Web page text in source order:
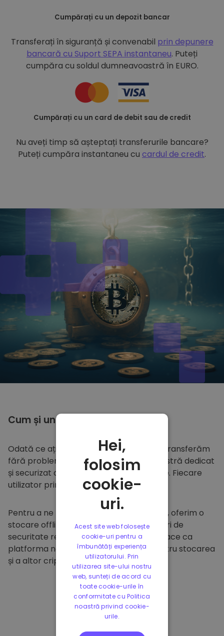
Cumpărați cu un depozit bancar
Transferați în siguranță și convenabil prin depunere
bancară cu Suport SEPA instantaneu. Puteți
cumpăra cu soldul dumneavoastră în EURO.
Cumpărați cu un card de debit sau de credit
Nu aveți timp să așteptați transferurile bancare?
Puteți cumpăra instantaneu cu cardul de credit.
Cum și unde să
Odată ce ați cumpărat peKriptomat
, îl transferăm
fără probleme în portofelul dumneavoastră dedicat
și securizat din cadrul platformei noastre. Fiecare
utilizator primește un portofel individual.
Pentru a ne proteja clienții și fondurile lor, oferim o
stocare offline sigură și efectuăm audituri de
securitate regulate. Această abordare face ca
platforma noastră să fie un paradis pentru stocarea
și a altor criptomonede.
Hei,
folosim
cookie-
uri.
Acest site web folosește
cookie-uri pentru a
îmbunătăți experiența
utilizatorului. Prin
utilizarea site-ului nostru
web, sunteți de acord cu
toate cookie-urile în
conformitate cu Politica
noastră privind cookie-
urile.